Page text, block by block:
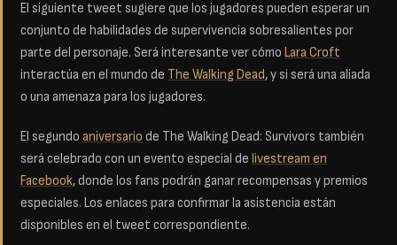
El siguiente tweet sugiere que los jugadores pueden esperar un
conjunto de habilidades de supervivencia sobresalientes por
parte del personaje. Será interesante ver cómo Lara Croft
interactúa en el mundo de The Walking Dead, y si será una aliada
o una amenaza para los jugadores.
El segundo aniversario de The Walking Dead: Survivors también
será celebrado con un evento especial de livestream en
Facebook, donde los fans podrán ganar recompensas y premios
especiales. Los enlaces para confirmar la asistencia están
disponibles en el tweet correspondiente.